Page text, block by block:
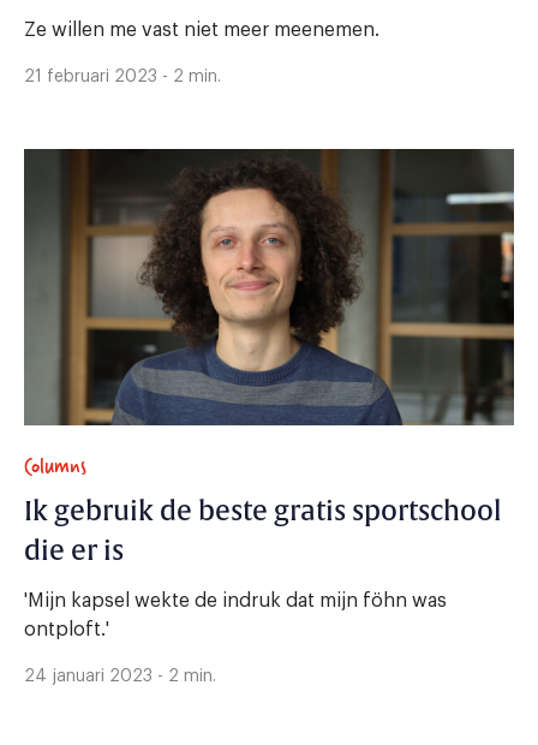
Ze willen me vast niet meer meenemen.
21 februari 2023 - 2 min.
Columns
Ik gebruik de beste gratis sportschool
die er is
'Mijn kapsel wekte de indruk dat mijn föhn was
ontploft.'
24 januari 2023 - 2 min.